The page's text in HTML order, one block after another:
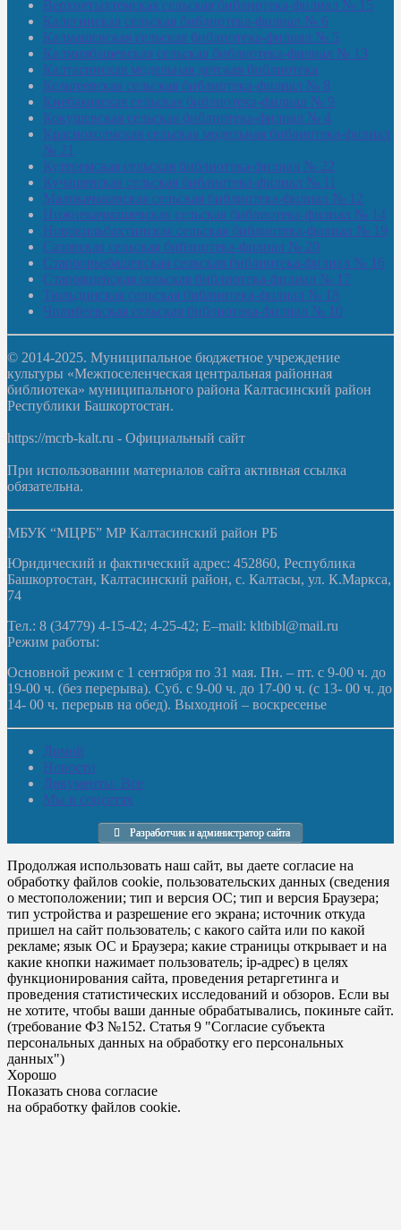
Верхнетыхтемская сельская библиотека-филиал № 15
Калегинская сельская библиотека-филиал № 6
Калмашевская сельская библиотека-филиал № 5
Калмиябашевская сельская библиотека-филиал № 13
Калтасинская модельная детская библиотека
Кельтеевская сельская библиотека-филиал № 8
Киебаковская сельская библиотека-филиал № 9
Кокушевская сельская библиотека-филиал № 4
Краснохолмская сельская модельная библиотека-филиал
№ 21
Кутеремская сельская библиотека-филиал № 22
Кучашевская сельская библиотека-филиал № 11
Малокачаковская сельская библиотека-филиал № 12
Нижнекачмашевская сельская библиотека-филиал № 14
Новокильбахтинская сельская библиотека-филиал № 19
Сазовская сельская библиотека-филиал № 20
Староорьебашевская сельская библиотека-филиал № 16
Старояшевская сельская библиотека-филиал № 17
Тюльдинская сельская библиотека-филиал № 18
Чилибеевская сельская библиотека-филиал № 10
© 2014-2025. Муниципальное бюджетное учреждение
культуры «Межпоселенческая центральная районная
библиотека» муниципального района Калтасинский район
Республики Башкортостан.
https://mcrb-kalt.ru - Официальный сайт
При использовании материалов сайта активная ссылка
обязательна.
МБУК “МЦРБ” МР Калтасинский район РБ
Юридический и фактический адрес: 452860, Республика
Башкортостан, Калтасинский район, с. Калтасы, ул. К.Маркса,
74
Тел.: 8 (34779) 4-15-42; 4-25-42; E–mail: kltbibl@mail.ru
Режим работы:
Основной режим с 1 сентября по 31 мая. Пн. – пт. с 9-00 ч. до
19-00 ч. (без перерыва). Суб. с 9-00 ч. до 17-00 ч. (с 13- 00 ч. до
14- 00 ч. перерыв на обед). Выходной – воскресенье
Домой
Новости
Документы. Все
Мы в соцсетях
Разработчик и администратор сайта
Продолжая использовать наш сайт, вы даете согласие на
обработку файлов cookie, пользовательских данных (сведения
о местоположении; тип и версия ОС; тип и версия Браузера;
тип устройства и разрешение его экрана; источник откуда
пришел на сайт пользователь; с какого сайта или по какой
рекламе; язык ОС и Браузера; какие страницы открывает и на
какие кнопки нажимает пользователь; ip-адрес) в целях
функционирования сайта, проведения ретаргетинга и
проведения статистических исследований и обзоров. Если вы
не хотите, чтобы ваши данные обрабатывались, покиньте сайт.
(требование ФЗ №152. Статья 9 "Согласие субъекта
персональных данных на обработку его персональных
данных")
Хорошо
Показать снова согласие
на обработку файлов cookie.